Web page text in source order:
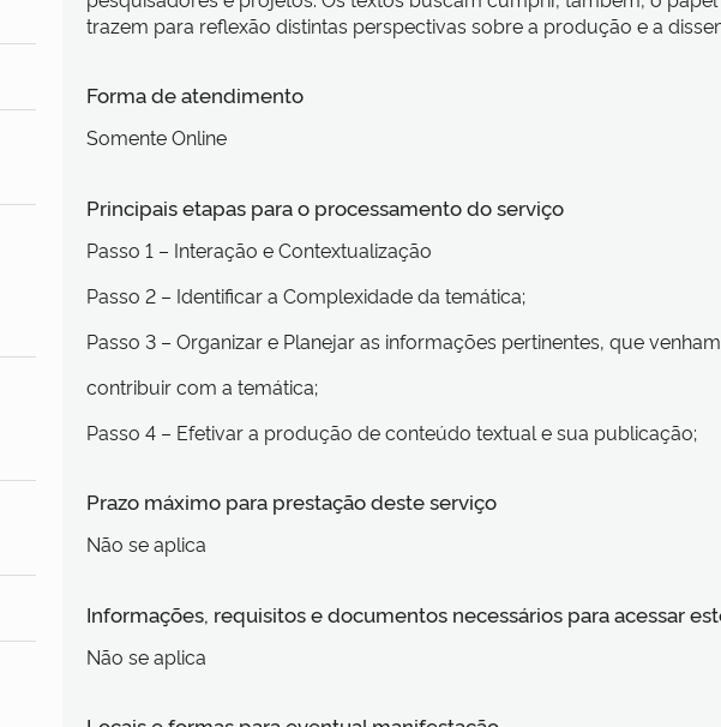
trazem para reflexão distintas perspectivas sobre a produção e a
Forma de atendimento
Somente Online
Principais etapas para o processamento do serviço
Passo 1 – Interação e Contextualização
Passo 2 – Identificar a Complexidade da temática;
Passo 3 – Organizar e Planejar as informações pertinentes, que
contribuir com a temática;
Passo 4 – Efetivar a produção de conteúdo textual e sua publicação;
Prazo máximo para prestação deste serviço
Não se aplica
Informações, requisitos e documentos necessários para acessar
Não se aplica